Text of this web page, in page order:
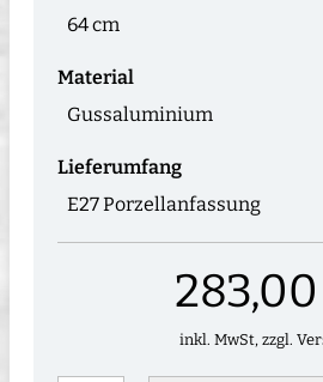
64 cm
Material
Gussaluminium
Lieferumfang
E27 Porzellanfassung
inkl. MwSt, zzgl.